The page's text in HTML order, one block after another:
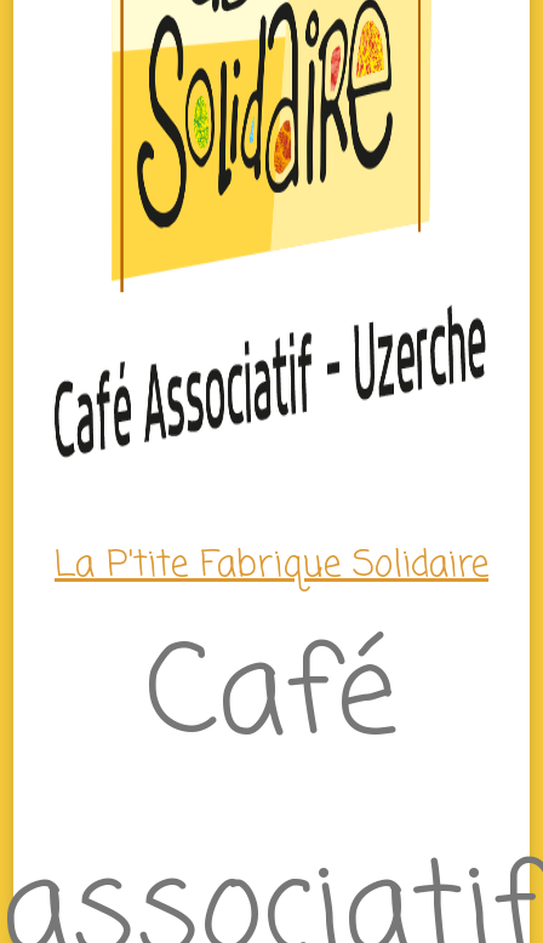
La P'tite Fabrique Solidaire
Café